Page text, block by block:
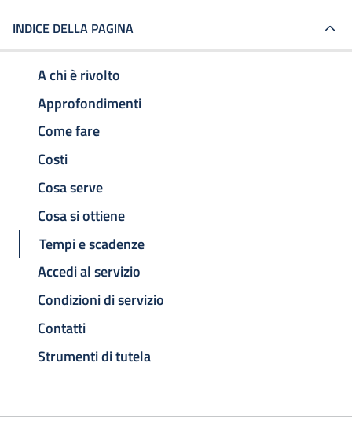
INDICE DELLA PAGINA
A chi è rivolto
Approfondimenti
Come fare
Costi
Cosa serve
Cosa si ottiene
Tempi e scadenze
Accedi al servizio
Condizioni di servizio
Contatti
Strumenti di tutela